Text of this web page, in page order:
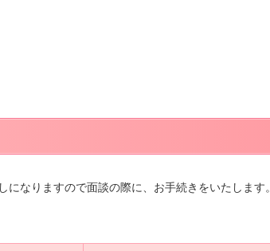
なりますので面談の際に、お手続きをいたします。